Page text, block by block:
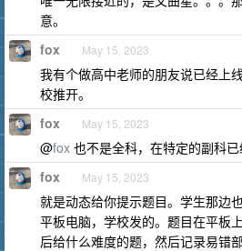
意。
fox May 15, 2023
我有个做高中老师的朋友说已经上
校推开。
fox May 15, 2023
@fox 也不是全科，在特定的副科已
fox May 15, 2023
就是动态给你提示题目。学生那边
平板电脑，学校发的。题目在平板
后给什么难度的题，然后记录易错